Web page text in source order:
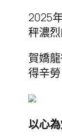
2025
秤濃
賀嬌
得辛
以心